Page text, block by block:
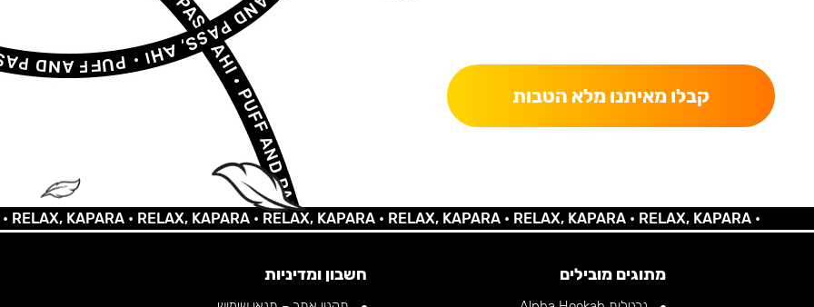
קבלו מאיתנו מלא הטבות
KAPARA •RELAX, KAPARA •RELAX, KAPARA •RELAX, KAPARA •RELAX, KAPARA •RELAX, KAPARA •
מתוגים מובילים חשבון ומדיניות